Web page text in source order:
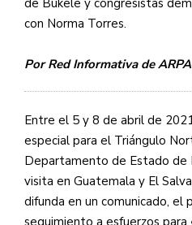
de Bukele y congresistas
con Norma Torres.
Por Red Informativa de
Entre el 5 y 8 de abril de
especial para el Triángulo
Departamento de Estado de
visita en Guatemala y El
difunda en un comunicado, el
seguimiento a esfuerzos para